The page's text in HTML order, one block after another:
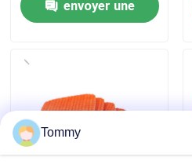
Nous contacter
Nouvelles
Cas
Demander un devis
envoyer une
Tommy